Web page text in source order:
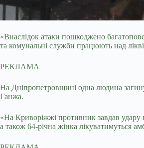
«Внаслідок атаки пошкоджено
та комунальні служби працюють над
РЕКЛАМА
На Дніпропетровщині одна людина
Ганжа.
«На Криворіжжі противник завдав удару
а також 64-річна жінка лікуватимуться